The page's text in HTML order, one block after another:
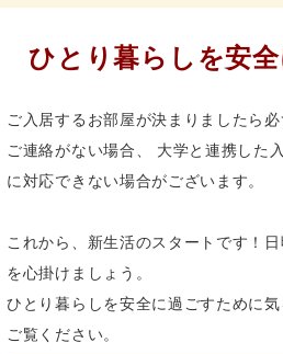
ひとり暮らしを安
ご入居するお部屋が決まりましたら
ご連絡がない場合、 大学と連携した
に対応できない場合がございます。
これから、新生活のスタートです！
を心掛けましょう。
ひとり暮らしを安全に過ごすために
ご覧ください。